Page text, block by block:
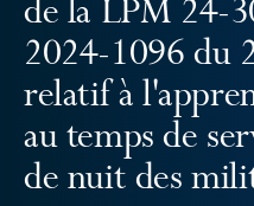
de la LPM 24-
2024-1096 du
relatif à
au temps de
de nuit des